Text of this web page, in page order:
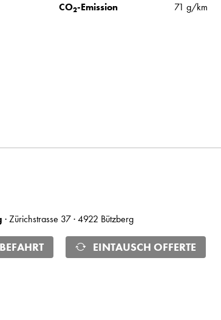
CO2-Emission 71 g/km
· Zürichstrasse 37 · 4922 Bützberg
EINTAUSCH OFFERTE